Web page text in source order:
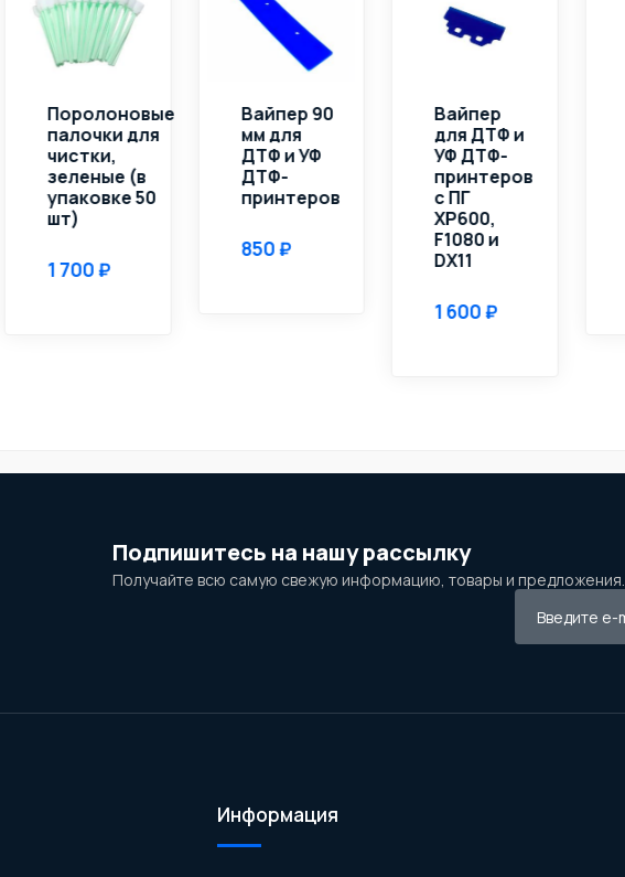
Вайпер 90
мм для
ДТФ и УФ
ДТФ-
принтеров
Вайпер
для ДТФ и
УФ ДТФ-
принтеров
с ПГ
F1080 и
DX11
Вайпер
для ДТФ и
УФ ДТФ-
принтеров
с ПГ i1600 и
i3200
1 600
Подпишитесь на нашу рассылку
Получайте всю самую свежую информацию, товары и предложения.
Информация